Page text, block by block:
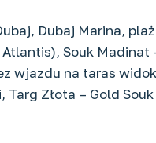
Dubaj Marina,
Souk
wjazdu na taras
Złota – Gold